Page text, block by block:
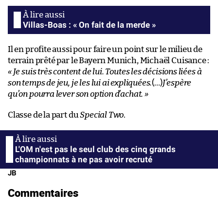
Villas-Boas : « On fait de la merde »
Il en profite aussi pour faire un point sur le milieu de
terrain prêté par le Bayern Munich, Michaël Cuisance :
« Je suis très content de lui. Toutes les décisions liées à
son temps de jeu, je les lui ai expliquées.(…)J’espère
qu’on pourra lever son option d’achat. »
Classe de la part duSpecial Two.
L'OM n'est pas le seul club des cinq grands
championnats à ne pas avoir recruté
JB
Commentaires